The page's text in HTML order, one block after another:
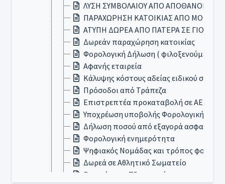
ΛΥΣΗ ΣΥΜΒΟΛΑΙΟΥ ΑΠΟ ΑΠΟΘΑΝΟΝΤΑ
ΠΑΡΑΧΩΡΗΣΗ ΚΑΤΟΙΚΙΑΣ ΑΠΟ ΜΟΝΙΜΟ
ΑΤΥΠΗ ΔΩΡΕΑ ΑΠΟ ΠΑΤΕΡΑ ΣΕ ΓΙΟ
Δωρεάν παραχώρηση κατοικίας
Φορολογική Δήλωση ( φιλοξενούμενος
Αφανής εταιρεία
Κάλυψης κόστους αδείας ειδικού
Πρόσοδοι από Τράπεζα
Επιστρεπτέα προκαταβολή σε ΑΕ
Υποχρέωση υποβολής Φορολογικής
Δήλωση ποσού από εξαγορά
Φορολογική ενημερότητα
Ψηφιακός Νομάδας και τρόπος
Δωρεά σε Αθλητικό Σωματείο
Εργασία στο Τζιμπουτί